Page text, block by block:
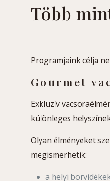
Több
Programjaink célja
Gourmet
Exkluzív
különleges
Olyan élményeket
megismerhetik:
a helyi